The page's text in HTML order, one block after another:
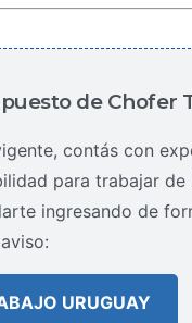
de Chofer
contás con
para trabajar de
ingresando de
URUGUAY